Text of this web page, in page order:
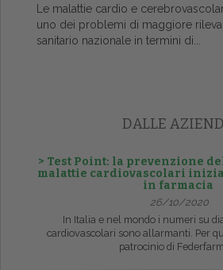
Le malattie cardio e
uno dei problemi di maggiore
sanitario nazionale in termini di...
DALLE
> Test Point: la prevenzione
malattie cardiovascolari
in farmacia
26/10/2020
In Italia e nel mondo i numeri su
cardiovascolari sono allarmanti. Per
patrocinio di